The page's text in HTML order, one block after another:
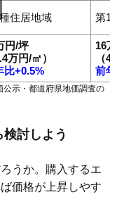
住居地域 第1
円/坪
万円/㎡）
比+0.5%
16
（
前
示・都道府県地価調査の
討しよう
うか。購入するエ
価格が上昇しやす